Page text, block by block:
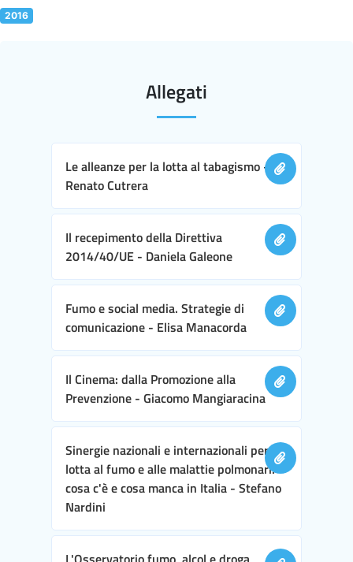
2016
Allegati
Le alleanze per la lotta al tabagismo -
Renato Cutrera
Il recepimento della Direttiva
2014/40/UE - Daniela Galeone
Fumo e social media. Strategie di
comunicazione - Elisa Manacorda
Il Cinema: dalla Promozione alla
Prevenzione - Giacomo Mangiaracina
Sinergie nazionali e internazionali per la
lotta al fumo e alle malattie polmonari:
cosa c'è e cosa manca in Italia - Stefano
Nardini